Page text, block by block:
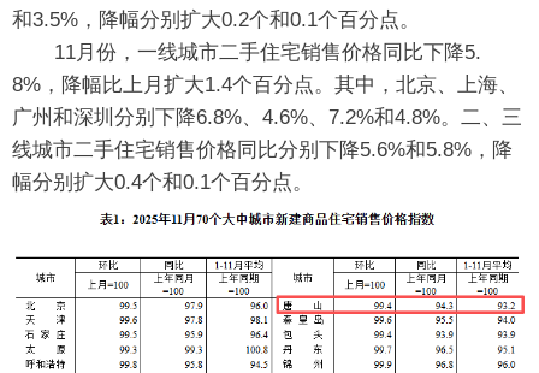
和3.5%，降幅分别扩大0.2个和0.1个百分点。
11月份，一线城市二手住宅销售价格同比下降5.
8%，降幅比上月扩大1.4个百分点。其中，北京、上海、
广州和深圳分别下降6.8%、4.6%、7.2%和4.8%。二、三
线城市二手住宅销售价格同比分别下降5.6%和5.8%，降
幅分别扩大0.4个和0.1个百分点。